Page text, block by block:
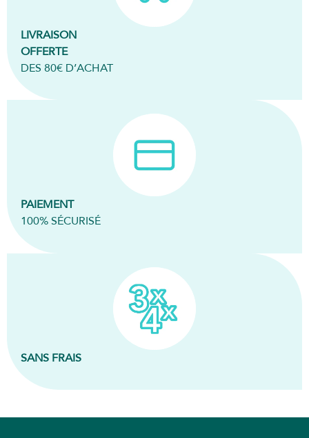
LIVRAISON
OFFERTE
DES 80€ D’ACHAT
PAIEMENT
100% SÉCURISÉ
SANS FRAIS